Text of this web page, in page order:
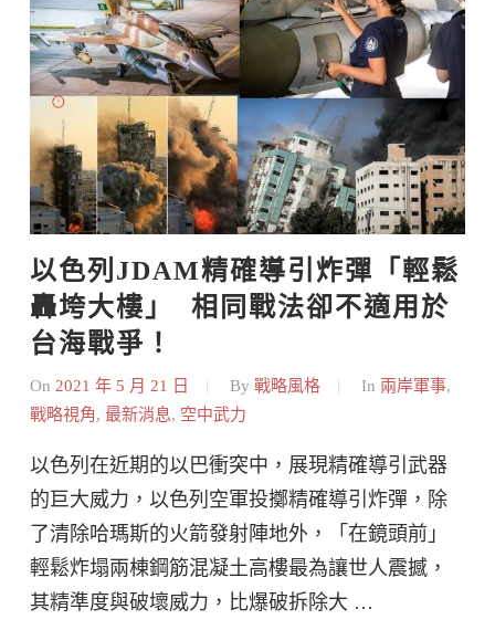
以色列JDAM精確導引炸彈「輕鬆
轟垮大樓」  相同戰法卻不適用於
台海戰爭！
On 2021 年 5 月 21 日 By 戰略風格 In 兩岸軍事,
戰略視角, 最新消息, 空中武力
以色列在近期的以巴衝突中，展現精確導引武器
的巨大威力，以色列空軍投擲精確導引炸彈，除
了清除哈瑪斯的火箭發射陣地外，「在鏡頭前」
輕鬆炸塌兩棟鋼筋混凝土高樓最為讓世人震撼，
其精準度與破壞威力，比爆破拆除大 …